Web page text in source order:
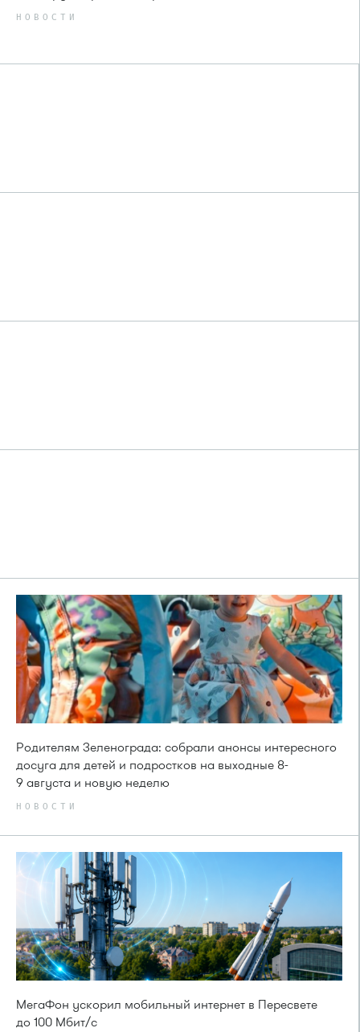
НОВОСТИ
Родителям Зеленограда: собрали анонсы интересного
досуга для детей и подростков на выходные 8-
9 августа и новую неделю
НОВОСТИ
МегаФон ускорил мобильный интернет в Пересвете
до 100 Мбит/с